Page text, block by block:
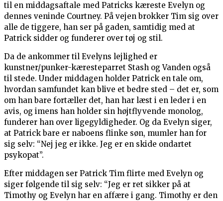
til en middagsaftale med Patricks kæreste Evelyn og
dennes veninde Courtney. På vejen brokker Tim sig over
alle de tiggere, han ser på gaden, samtidig med at
Patrick sidder og funderer over tøj og stil.
Da de ankommer til Evelyns lejlighed er
kunstner/punker-kæresteparret Stash og Vanden også
til stede. Under middagen holder Patrick en tale om,
hvordan samfundet kan blive et bedre sted – det er, som
om han bare fortæller det, han har læst i en leder i en
avis, og imens han holder sin højtflyvende monolog,
funderer han over ligegyldigheder. Og da Evelyn siger,
at Patrick bare er naboens flinke søn, mumler han for
sig selv: “Nej jeg er ikke. Jeg er en skide ondartet
psykopat”.
Efter middagen ser Patrick Tim flirte med Evelyn og
siger følgende til sig selv: “Jeg er ret sikker på at
Timothy og Evelyn har en affære i gang. Timothy er den